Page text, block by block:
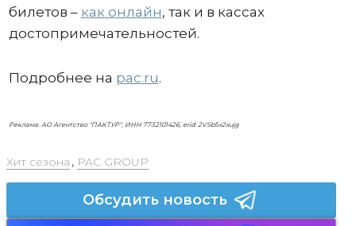
билетов – как онлайн, так и в кассах
достопримечательностей.
Подробнее на pac.ru.
Реклама. АО Агентство "ПАКТУР", ИНН 7732101426, erid: 2VSb5x2xujg
Хит сезона , PAC GROUP
Обсудить новость